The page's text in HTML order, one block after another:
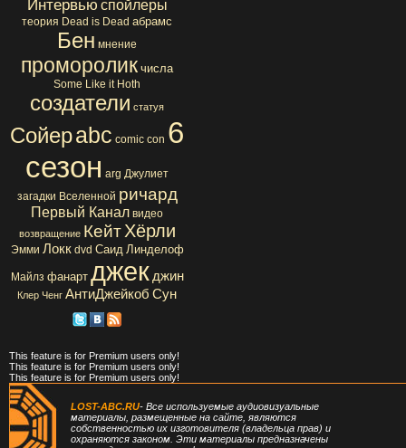
Интервью спойлеры
теория Dead is Dead абрамс
Бен мнение
проморолик числа
Some Like it Hoth
создатели статуя
Сойерabc comic con 6
сезон arg Джулиет
загадки Вселенной ричард
Первый Канал видео
возвращение Кейт Хёрли
Эмми Локк dvd Саид Линделоф
Майлз фанарт джек джин
Клер Ченг АнтиДжейкоб Сун
This feature is for Premium users only!
This feature is for Premium users only!
This feature is for Premium users only!
LOST-ABC.RU- Все используемые аудиовизуальные
материалы, размещенные на сайте, являются
собственностью их изготовителя (владельца прав) и
охраняются законом. Эти материалы предназначены